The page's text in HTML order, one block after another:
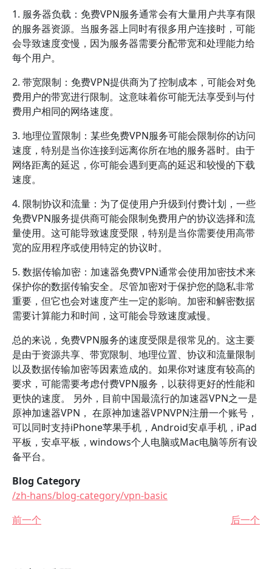
1. 服务器负载：免费VPN服务通常会有大量用户共享有限
的服务器资源。当服务器上同时有很多用户连接时，可能
会导致速度变慢，因为服务器需要分配带宽和处理能力给
每个用户。
2. 带宽限制：免费VPN提供商为了控制成本，可能会对免
费用户的带宽进行限制。这意味着你可能无法享受到与付
费用户相同的网络速度。
3. 地理位置限制：某些免费VPN服务可能会限制你的访问
速度，特别是当你连接到远离你所在地的服务器时。由于
网络距离的延迟，你可能会遇到更高的延迟和较慢的下载
速度。
4. 限制协议和流量：为了促使用户升级到付费计划，一些
免费VPN服务提供商可能会限制免费用户的协议选择和流
量使用。这可能导致速度受限，特别是当你需要使用高带
宽的应用程序或使用特定的协议时。
5. 数据传输加密：加速器免费VPN通常会使用加密技术来
保护你的数据传输安全。尽管加密对于保护您的隐私非常
重要，但它也会对速度产生一定的影响。加密和解密数据
需要计算能力和时间，这可能会导致速度减慢。
总的来说，免费VPN服务的速度受限是很常见的。这主要
是由于资源共享、带宽限制、地理位置、协议和流量限制
以及数据传输加密等因素造成的。如果你对速度有较高的
要求，可能需要考虑付费VPN服务，以获得更好的性能和
更快的速度。 另外，目前中国最流行的加速器VPN之一是
原神加速器VPN， 在原神加速器VPNVPN注册一个账号，
可以同时支持iPhone苹果手机，Android安卓手机，iPad
平板，安卓平板，windows个人电脑或Mac电脑等所有设
备平台。
Blog Category
/zh-hans/blog-category/vpn-basic
前一个
后一个